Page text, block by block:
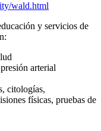
wald.html
y servicios de
arterial
citologías,
físicas, pruebas de